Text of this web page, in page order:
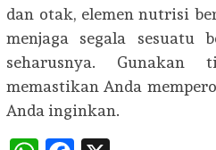
dan otak, elemen nutrisi
menjaga segala sesuatu
seharusnya.
memastikan Anda
Anda inginkan.